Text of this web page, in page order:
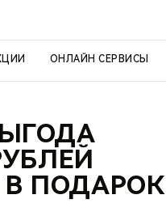
ОНЛАЙН СЕРВИСЫ
ПОДАРОК